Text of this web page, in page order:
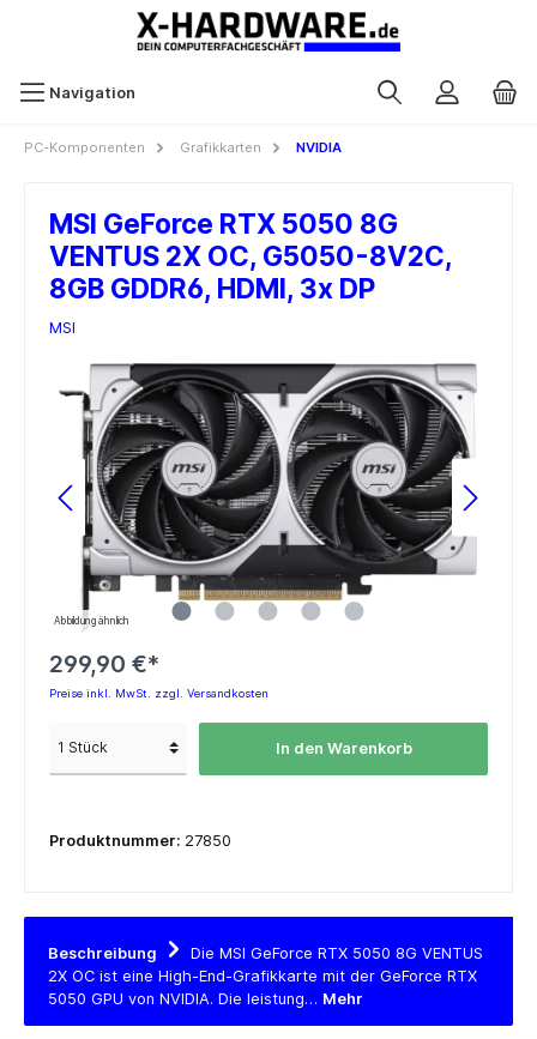
Navigation
PC-Komponenten Grafikkarten NVIDIA
MSI GeForce RTX 5050 8G
VENTUS 2X OC, G5050-8V2C,
8GB GDDR6, HDMI, 3x DP
MSI
Abbildung ähnlich
299,90 €*
Preise inkl. MwSt. zzgl. Versandkosten
In den Warenkorb
Produktnummer: 27850
Beschreibung
Die MSI GeForce RTX 5050 8G VENTUS
2X OC ist eine High-End-Grafikkarte mit der GeForce RTX
5050 GPU von NVIDIA. Die leistung… Mehr